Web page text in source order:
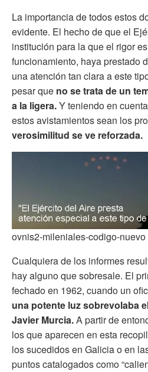
La importancia de todos estos
evidente. El hecho de que el
institución para la que el rigor
funcionamiento, haya prestado
una atención tan clara a este
pesar que no se trata de un
a la ligera.Y teniendo en
estos avistamientos sean los
verosimilitud se ve reforzada.
ovnis2-mileniales-codigo-nuevo
Cualquiera de los informes
hay alguno que sobresale. El
fechado en 1962, cuando un
una potente luz sobrevolaba
Javier Murcia.A partir de
los que aparecen en esta
los sucedidos en Galicia o en
puntos catalogados como